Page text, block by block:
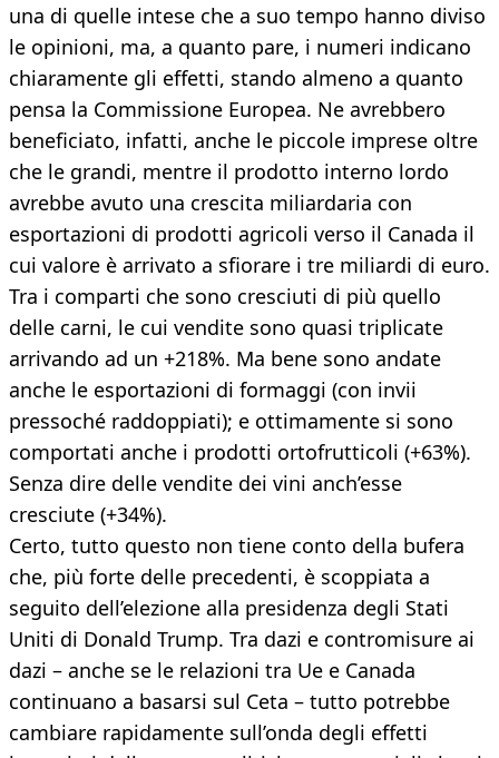
una di quelle intese che a suo tempo hanno diviso
le opinioni, ma, a quanto pare, i numeri indicano
chiaramente gli effetti, stando almeno a quanto
pensa la Commissione Europea. Ne avrebbero
beneficiato, infatti, anche le piccole imprese oltre
che le grandi, mentre il prodotto interno lordo
avrebbe avuto una crescita miliardaria con
esportazioni di prodotti agricoli verso il Canada il
cui valore è arrivato a sfiorare i tre miliardi di euro.
Tra i comparti che sono cresciuti di più quello
delle carni, le cui vendite sono quasi triplicate
arrivando ad un +218%. Ma bene sono andate
anche le esportazioni di formaggi (con invii
pressoché raddoppiati); e ottimamente si sono
comportati anche i prodotti ortofrutticoli (+63%).
Senza dire delle vendite dei vini anch’esse
cresciute (+34%).
Certo, tutto questo non tiene conto della bufera
che, più forte delle precedenti, è scoppiata a
seguito dell’elezione alla presidenza degli Stati
Uniti di Donald Trump. Tra dazi e contromisure ai
dazi – anche se le relazioni tra Ue e Canada
continuano a basarsi sul Ceta – tutto potrebbe
cambiare rapidamente sull’onda degli effetti